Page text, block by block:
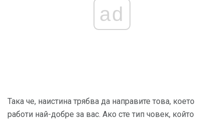
ad
Така че, наистина трябва да направите това, което
работи най-добре за вас. Ако сте тип човек, който